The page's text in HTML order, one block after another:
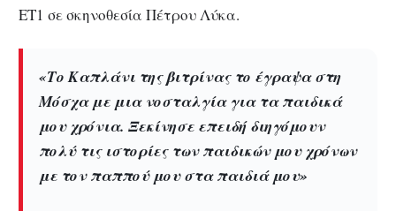
ΕΤ1 σε σκηνοθεσία Πέτρου Λύκα.
«Το Καπλάνι της βιτρίνας το έγραψα στη
Μόσχα με μια νοσταλγία για τα παιδικά
μου χρόνια. Ξεκίνησε επειδή διηγόμουν
πολύ τις ιστορίες των παιδικών μου χρόνων
με τον παππού μου στα παιδιά μου»